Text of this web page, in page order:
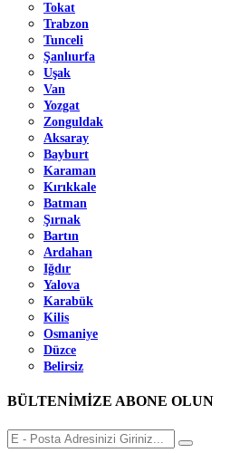
Tokat
Trabzon
Tunceli
Şanlıurfa
Uşak
Van
Yozgat
Zonguldak
Aksaray
Bayburt
Karaman
Kırıkkale
Batman
Şırnak
Bartın
Ardahan
Iğdır
Yalova
Karabük
Kilis
Osmaniye
Düzce
Belirsiz
BÜLTENİMİZE ABONE OLUN